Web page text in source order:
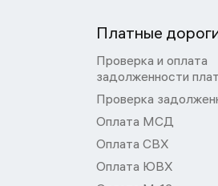
Платные
Проверка и оплата
задолженности
Проверка
Оплата МСД
Оплата СВХ
Оплата ЮВХ